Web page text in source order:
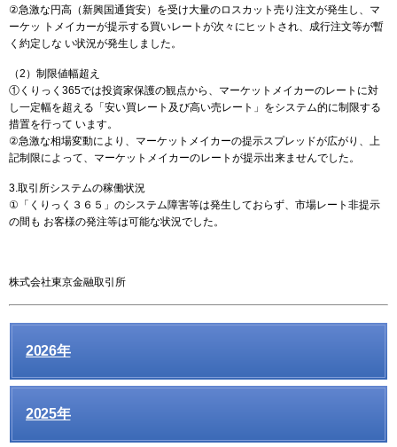
②急激な円高（新興国通貨安）を受け大量のロスカット売り注文が発生し、マ
ーケッ トメイカーが提示する買いレートが次々にヒットされ、成行注文等が暫
く約定しな い状況が発生しました。
（2）制限値幅超え
①くりっく365では投資家保護の観点から、マーケットメイカーのレートに対
し一定幅を超える「安い買レート及び高い売レート」をシステム的に制限する
措置を行って います。
②急激な相場変動により、マーケットメイカーの提示スプレッドが広がり、上
記制限によって、マーケットメイカーのレートが提示出来ませんでした。
3.取引所システムの稼働状況
①「くりっく３６５」のシステム障害等は発生しておらず、市場レート非提示
の間も お客様の発注等は可能な状況でした。
株式会社東京金融取引所
2026年
2025年